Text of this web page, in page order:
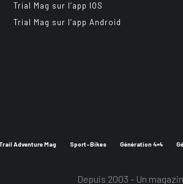
Trial Mag sur l’app IOS
Trial Mag sur l’app Android
Trail Adventure Mag Sport-Bikes Génération 4×4
Depuis 2003 - Un